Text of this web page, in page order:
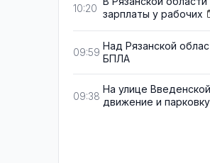
10:20 зарплаты у рабочих
09:59
Над Рязанской
БПЛА
09:38
На улице
движение и парковку